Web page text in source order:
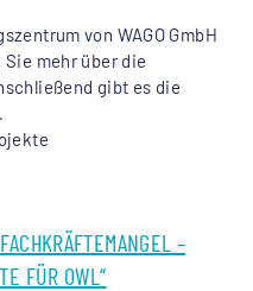
von WAGO GmbH
Sie mehr über die
gibt es die
–
FÜR OWL“